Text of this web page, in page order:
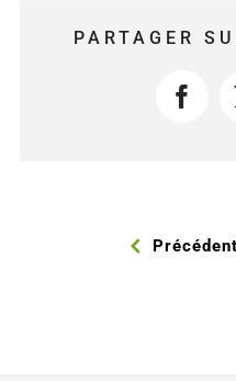
PARTAGER
Précédent